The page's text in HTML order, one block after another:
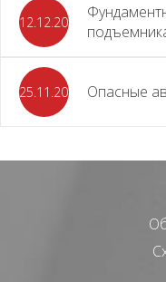
12.12.2023
25.11.2023 Опасные